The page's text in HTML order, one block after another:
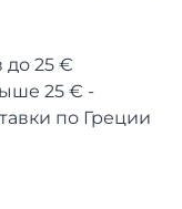
до 25 €
25 € -
по Греции